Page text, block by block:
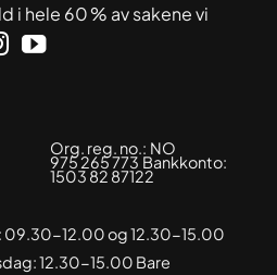
i hele 60 % av sakene vi
Org. reg. no.: NO
975 265 773 Bankkonto:
1503 82 87122
09.30-12.00 og 12.30-15.00
12.30-15.00 Bare